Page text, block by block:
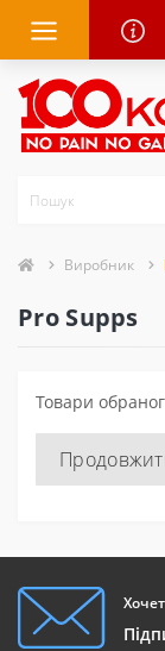
Виробник
Pro Supps
Товари